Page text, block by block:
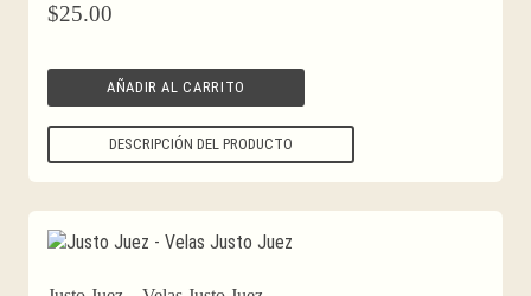
$25.00
AÑADIR AL CARRITO
DESCRIPCIÓN DEL PRODUCTO